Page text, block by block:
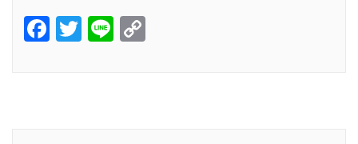
Facebook
Twitter
Line